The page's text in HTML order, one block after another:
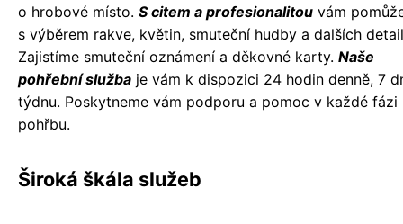
o hrobové místo. S citem a profesionalitou vám
s výběrem rakve, květin, smuteční hudby a dalších
Zajistíme smuteční oznámení a děkovné karty. Naše
pohřební služba je vám k dispozici 24 hodin denně, 7
týdnu. Poskytneme vám podporu a pomoc v každé fázi
pohřbu.
Široká škála služeb